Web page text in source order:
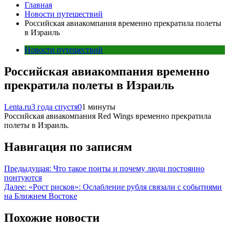
Главная
Новости путешествий
Российская авиакомпания временно прекратила полеты
в Израиль
Новости путешествий
Российская авиакомпания временно
прекратила полеты в Израиль
Lenta.ru3 года спустя01 минуты
Российская авиакомпания Red Wings временно прекратила
полеты в Израиль.
Навигация по записям
Предыдущая: Что такое понты и почему люди постоянно
понтуются
Далее: «Рост рисков»: Ослабление рубля связали с событиями
на Ближнем Востоке
Похожие новости